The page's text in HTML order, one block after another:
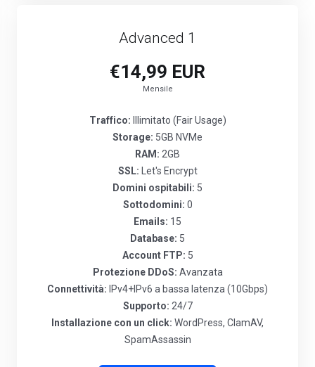
Advanced 1
€14,99 EUR
Mensile
Traffico: Illimitato (Fair Usage)
Storage: 5GB NVMe
RAM: 2GB
SSL: Let's Encrypt
Domini ospitabili: 5
Sottodomini: 0
Emails: 15
Database: 5
Account FTP: 5
Protezione DDoS: Avanzata
Connettività: IPv4+IPv6 a bassa latenza (10Gbps)
Supporto: 24/7
Installazione con un click: WordPress, ClamAV,
SpamAssassin